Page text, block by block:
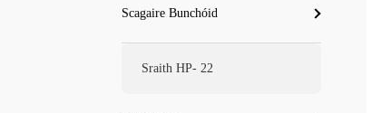
Scagaire Bunchóid
Sraith HP- 22